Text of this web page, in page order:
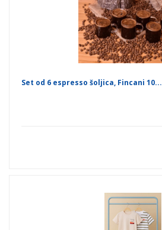
Set od 6 espresso šoljica, Fincani 10...